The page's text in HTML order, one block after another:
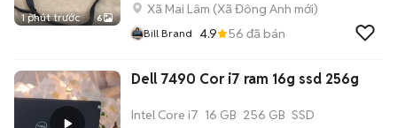
1 phút trước 6
Xã Mai Lâm (Xã Đông Anh mới)
Bill Brand 4.9 56 đã bán
Dell 7490 Cor i7 ram 16g ssd 256g
Intel Core i7 16 GB 256 GB SSD